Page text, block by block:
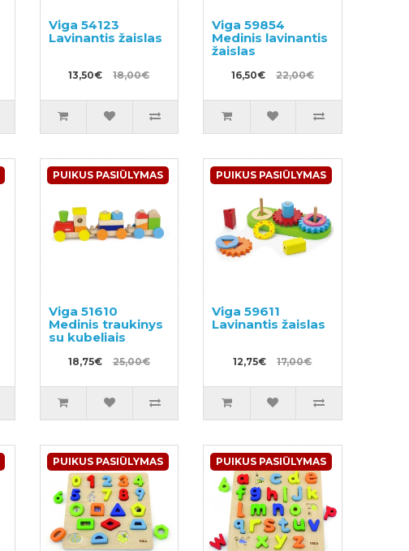
Viga 54123
Lavinantis žaislas
13,50€ 18,00€
Viga 59854
Medinis lavinantis
žaislas
16,50€ 22,00€
PUIKUS PASIŪLYMAS
Viga 51610
Medinis traukinys
su kubeliais
18,75€ 25,00€
PUIKUS PASIŪLYMAS
Viga 59611
Lavinantis žaislas
12,75€ 17,00€
PUIKUS PASIŪLYMAS PUIKUS PASIŪLYMAS